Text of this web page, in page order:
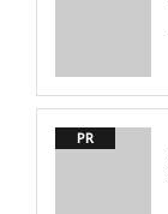
PR